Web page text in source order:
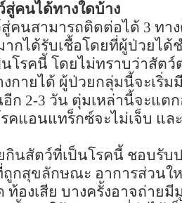
สู่คนได้ทางใดบ้าง
คนสามารถติดต่อได้ 3 ทา
ากได้รับเชื้อโดยที่ผู้ป่วยไ
โรคนี้ โดยไม่ทราบว่าสัตว์
กายได้ ผู้ป่วยกลุ่มนี้จะเริ่
อีก 2-3 วัน ตุ่มเหล่านี้จะแต
รคแอนแทร็กซ์จะไม่เจ็บ แ
นสัตว์ที่เป็นโรคนี้ ชอบรับ
ถูกสุขลักษณะ อาการส่วน
ท้องเสีย บางครั้งอาจถ่าย